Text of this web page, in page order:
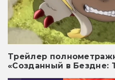
Трейлер
«Созданный в Бездне: